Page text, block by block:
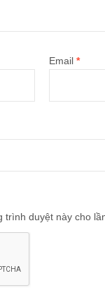
Email *
duyệt này cho